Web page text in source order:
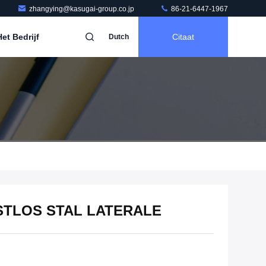
zhangying@kasugai-group.co.jp 86-21-6447-1967
Bedrijf Dutch Citaat
STAL LATERALE